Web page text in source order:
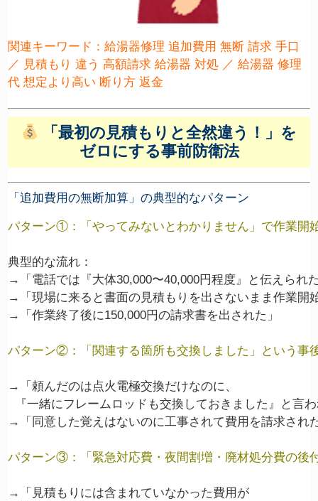
関連キーワード：給湯器修理 追加費用 無断 請求 手口
／ 見積もり 違う 高額請求 給湯器 対処 ／ 給湯器 修理
代 想定より高い 断り方 返金
「最初の見積もりと全然違う！」を
ゼロにする事前防衛法
「追加費用の無断加算」の典型的なパターン
パターン①：「やってみないとわかりません」で作業開
典型的な流れ：
→「電話では『大体30,000〜40,000円程度』と伝えられ
→「現場に来ると書面の見積もりを出さないまま作業開
→「作業終了後に150,000円の請求書を出された」
パターン②：「関連する箇所も交換しました」という事
→「頼んだのは点火電極交換だけなのに、
『一緒にフレームロッドも交換しておきました』と言
→「同意した覚えはないのに工事されて費用を請求され
パターン③：「緊急対応費・夜間割増・廃材処分費の後
→「見積もりには含まれていなかった費用が